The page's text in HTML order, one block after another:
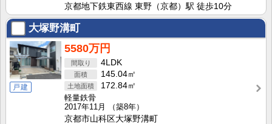
京都地下鉄東西線 東野（京都）駅 徒歩10分
大塚野溝町
戸建
5580万円
4LDK
145.04㎡
172.84㎡
軽量鉄骨
2017年11月
（築8年）
京都市山科区大塚野溝町